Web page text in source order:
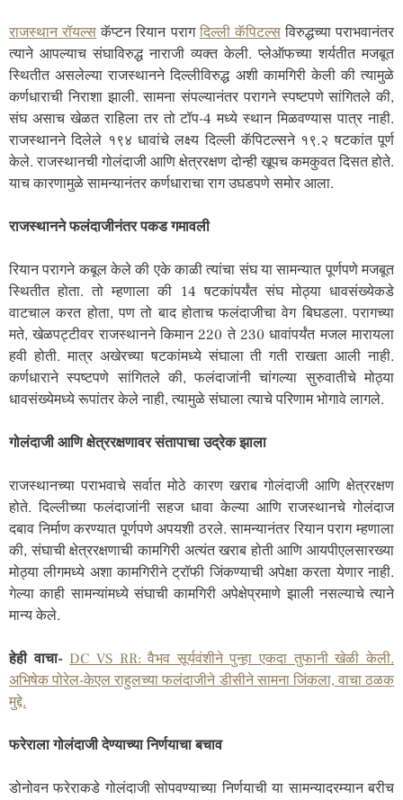
राजस्थान रॉयल्स कॅप्टन रियान पराग दिल्ली कॅपिटल्सविरुद्धच्या पराभवानंतर
त्याने आपल्याच संघाविरुद्ध नाराजी व्यक्त केली. प्लेऑफच्या शर्यतीत मजबूत
स्थितीत असलेल्या राजस्थानने दिल्लीविरुद्ध अशी कामगिरी केली की त्यामुळे
कर्णधाराची निराशा झाली. सामना संपल्यानंतर परागने स्पष्टपणे सांगितले की,
संघ असाच खेळत राहिला तर तो टॉप-4 मध्ये स्थान मिळवण्यास पात्र नाही.
राजस्थानने दिलेले १९४ धावांचे लक्ष्य दिल्ली कॅपिटल्सने १९.२ षटकांत पूर्ण
केले. राजस्थानची गोलंदाजी आणि क्षेत्ररक्षण दोन्ही खूपच कमकुवत दिसत होते.
याच कारणामुळे सामन्यानंतर कर्णधाराचा राग उघडपणे समोर आला.
राजस्थानने फलंदाजीनंतर पकड गमावली
रियान परागने कबूल केले की एके काळी त्यांचा संघ या सामन्यात पूर्णपणे मजबूत
स्थितीत होता. तो म्हणाला की 14 षटकांपर्यंत संघ मोठ्या धावसंख्येकडे
वाटचाल करत होता, पण तो बाद होताच फलंदाजीचा वेग बिघडला. परागच्या
मते, खेळपट्टीवर राजस्थानने किमान 220 ते 230 धावांपर्यंत मजल मारायला
हवी होती. मात्र अखेरच्या षटकांमध्ये संघाला ती गती राखता आली नाही.
कर्णधाराने स्पष्टपणे सांगितले की, फलंदाजांनी चांगल्या सुरुवातीचे मोठ्या
धावसंख्येमध्ये रूपांतर केले नाही, त्यामुळे संघाला त्याचे परिणाम भोगावे लागले.
गोलंदाजी आणि क्षेत्ररक्षणावर संतापाचा उद्रेक झाला
राजस्थानच्या पराभवाचे सर्वात मोठे कारण खराब गोलंदाजी आणि क्षेत्ररक्षण
होते. दिल्लीच्या फलंदाजांनी सहज धावा केल्या आणि राजस्थानचे गोलंदाज
दबाव निर्माण करण्यात पूर्णपणे अपयशी ठरले. सामन्यानंतर रियान पराग म्हणाला
की, संघाची क्षेत्ररक्षणाची कामगिरी अत्यंत खराब होती आणि आयपीएलसारख्या
मोठ्या लीगमध्ये अशा कामगिरीने ट्रॉफी जिंकण्याची अपेक्षा करता येणार नाही.
गेल्या काही सामन्यांमध्ये संघाची कामगिरी अपेक्षेप्रमाणे झाली नसल्याचे त्याने
मान्य केले.
हेही वाचा- DC VS RR: वैभव सूर्यवंशीने पुन्हा एकदा तुफानी खेळी केली.
अभिषेक पोरेल-केएल राहुलच्या फलंदाजीने डीसीने सामना जिंकला, वाचा ठळक
मुद्दे.
फरेराला गोलंदाजी देण्याच्या निर्णयाचा बचाव
डोनोवन फरेराकडे गोलंदाजी सोपवण्याच्या निर्णयाची या सामन्यादरम्यान बरीच